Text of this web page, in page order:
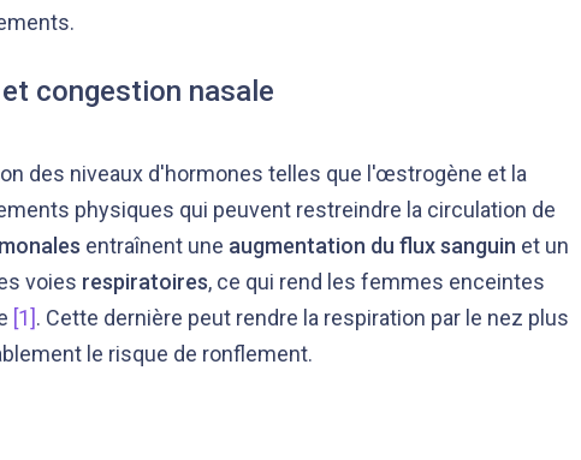
congestion nasale
des niveaux d'hormones telles que l'œstrogène et la
physiques qui peuvent restreindre la circulation de
entraînent une augmentation du flux sanguin et un
voies respiratoires, ce qui rend les femmes enceintes
[1]. Cette dernière peut rendre la respiration par le nez plus
le risque de ronflement.